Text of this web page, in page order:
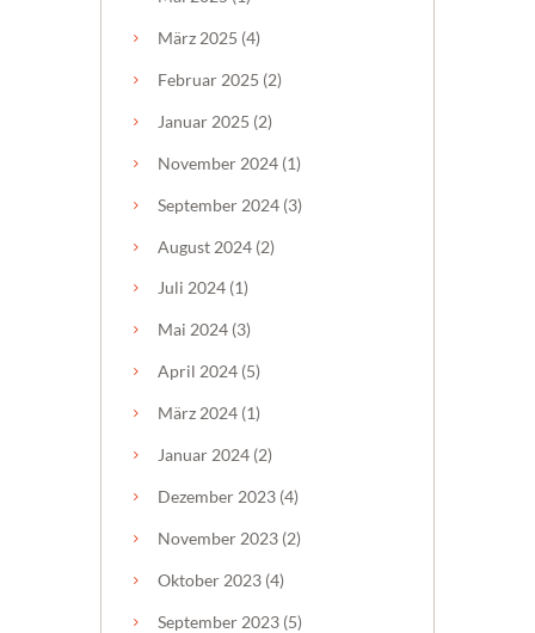
März 2025 (4)
Februar 2025 (2)
Januar 2025 (2)
November 2024(1)
September 2024(3)
August 2024(2)
Juli 2024(1)
Mai 2024(3)
April 2024(5)
März 2024(1)
Januar 2024(2)
Dezember 2023(4)
November 2023(2)
Oktober 2023(4)
September 2023(5)